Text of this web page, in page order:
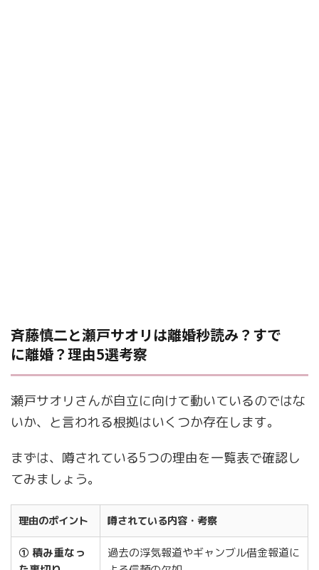
斉藤慎二と瀬戸サオリは離婚秒読み？すで
に離婚？理由5選考察
瀬戸サオリさんが自立に向けて動いているのではな
いか、と言われる根拠はいくつか存在します。
まずは、噂されている5つの理由を一覧表で確認し
てみましょう。
理由のポイント 噂されている内容・考察
①積み重なっ
過去の浮気報道やギャンブル借金報道に